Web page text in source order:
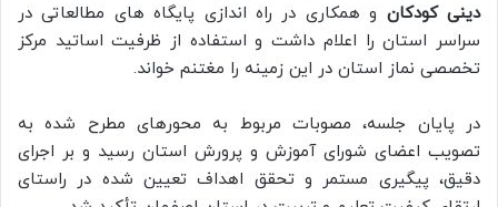
دینی کودکان و همکاری در راه اندازی پایگاه های مطالعاتی در
سراسر استان را اعلام داشت و استفاده از ظرفیت اساتید مرکز
تخصصی نماز استان در این زمینه را مغتنم خواند.
در پایان جلسه، مصوبات مربوط به محورهای مطرح شده به
تصویب اعضای شورای آموزش و پرورش استان رسید و بر اجرای
دقیق، پیگیری مستمر و تحقق اهداف تعیین شده در راستای